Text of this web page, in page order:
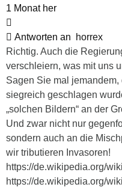
1 Monat her
Antworten an
horrex
Richtig. Auch die
verschleiern, was mit uns
Sagen Sie mal
siegreich geschlagen
„solchen Bildern“ an der
Und zwar nicht nur
sondern auch an die
wir tributieren Invasoren!
https://de.wikipedia.org/
https://de.wikipedia.org/